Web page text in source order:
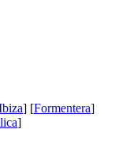
] [Formentera]
]